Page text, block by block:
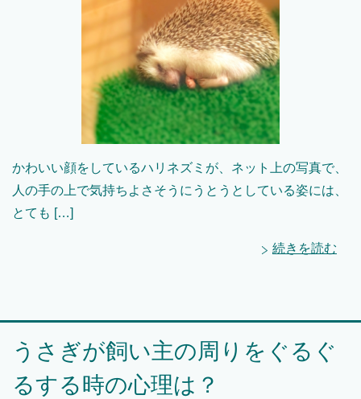
かわいい顔をしているハリネズミが、ネット上の写真で、
人の手の上で気持ちよさそうにうとうとしている姿には、
とても […]
続きを読む
うさぎが飼い主の周りをぐるぐ
るする時の心理は？